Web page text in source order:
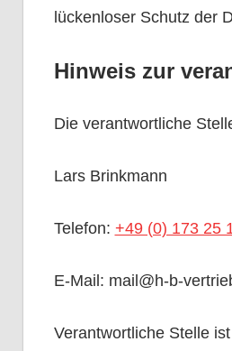
lückenloser Schutz der
Hinweis zur
Die verantwortliche
Lars Brinkmann
Telefon: +49 (0) 173 25
E-Mail: mail@h-b-
Verantwortliche Stelle